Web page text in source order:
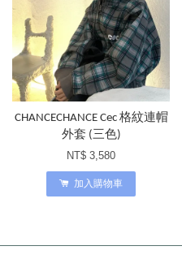
CHANCECHANCE Cec 格紋連帽
外套 (三色)
NT$ 3,580
加入購物車